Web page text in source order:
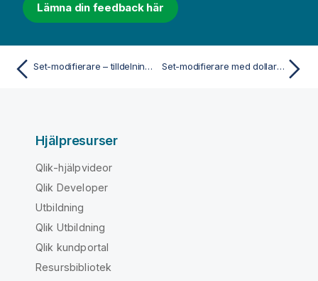
Lämna din feedback här
Set-modifierare – tilldelningar med implicita set-operatorer Set-modifierare med dollarteckenexpansioner
Hjälpresurser
Qlik-hjälpvideor
Qlik Developer
Utbildning
Qlik Utbildning
Qlik kundportal
Resursbibliotek